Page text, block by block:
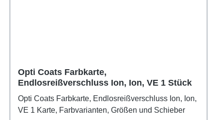
Opti Coats Farbkarte,
Endlosreißverschluss Ion, Ion, VE 1 Stück
Opti Coats Farbkarte, Endlosreißverschluss Ion, Ion,
VE 1 Karte, Farbvarianten, Größen und Schieber